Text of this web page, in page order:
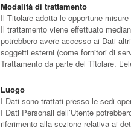
Modalità di trattamento
Il Titolare adotta le opportune
Il trattamento viene effettuato
potrebbero avere accesso ai Dati
soggetti esterni (come fornitori di
Trattamento da parte del Titolare.
Luogo
I Dati sono trattati presso le sedi
I Dati Personali dell’Utente
riferimento alla sezione relativa ai